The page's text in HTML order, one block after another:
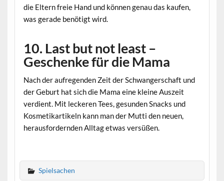
die Eltern freie Hand und können genau das kaufen,
was gerade benötigt wird.
10. Last but not least –
Geschenke für die Mama
Nach der aufregenden Zeit der Schwangerschaft und
der Geburt hat sich die Mama eine kleine Auszeit
verdient. Mit leckeren Tees, gesunden Snacks und
Kosmetikartikeln kann man der Mutti den neuen,
herausfordernden Alltag etwas versüßen.
Spielsachen